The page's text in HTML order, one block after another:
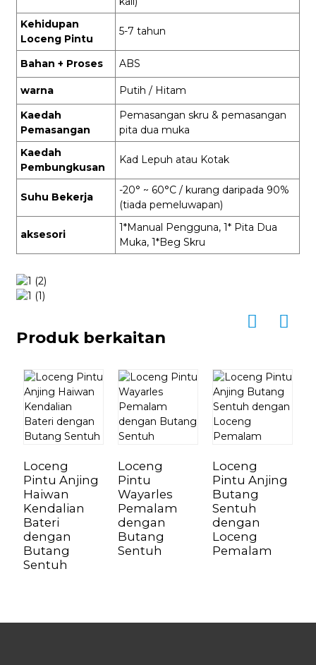
Kehidupan
Loceng Pintu
5-7 tahun
Bahan + Proses ABS
warna
Putih / Hitam
Kaedah
Pemasangan
Pemasangan skru & pemasangan
pita dua muka
Kaedah
Pembungkusan
Kad Lepuh atau Kotak
Suhu Bekerja
-20° ~ 60°C / kurang daripada 90%
(tiada pemeluwapan)
aksesori
1*Manual Pengguna, 1* Pita Dua
Muka, 1*Beg Skru
Produk berkaitan
Loceng
Pintu Anjing
Haiwan
Kendalian
Bateri
dengan
Butang
Sentuh
Loceng
Pintu
Wayarles
Pemalam
dengan
Butang
Sentuh
Loceng
Pintu Anjing
Butang
Sentuh
dengan
Loceng
Pemalam